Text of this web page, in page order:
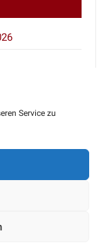
Service zu
den